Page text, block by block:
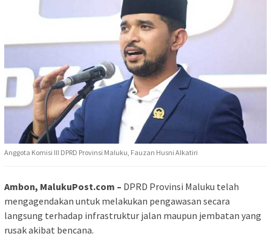
Anggota Komisi III DPRD Provinsi Maluku, Fauzan Husni Alkatiri
Ambon, MalukuPost.com – DPRD Provinsi Maluku telah
mengagendakan untuk melakukan pengawasan secara
langsung terhadap infrastruktur jalan maupun jembatan yang
rusak akibat bencana.